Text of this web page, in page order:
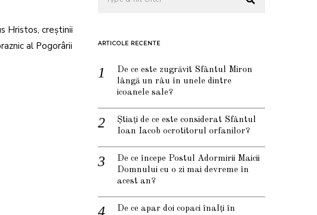
Hristos, creștinii
al Pogorârii
ARTICOLE RECENTE
De ce este zugrăvit Sfântul Miron
lângă un râu în unele dintre
icoanele sale?
Știați de ce este considerat Sfântul
Ioan Iacob ocrotitorul orfanilor?
De ce începe Postul Adormirii Maicii
Domnului cu o zi mai devreme în
acest an?
De ce apar doi copaci înalți în